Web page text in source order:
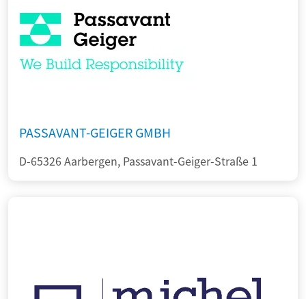
PASSAVANT-GEIGER GMBH
D-65326 Aarbergen, Passavant-Geiger-Straße 1